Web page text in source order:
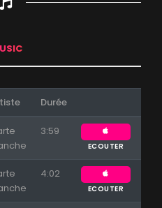
valider...
Durée
3:59
ECOUTER
4:02
ECOUTER